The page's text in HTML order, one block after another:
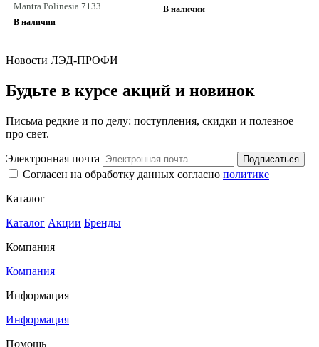
Mantra Polinesia 7133
В наличии
В наличии
Новости ЛЭД-ПРОФИ
Будьте в курсе акций и новинок
Письма редкие и по делу: поступления, скидки и полезное
про свет.
Электронная почта Подписаться
Согласен на обработку данных согласно политике
Каталог
Каталог Акции Бренды
Компания
Компания
Информация
Информация
Помощь